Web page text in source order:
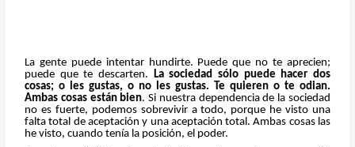
La gente puede intentar hundirte. Puede que no te aprecien;
puede que te descarten.
La sociedad sólo puede hacer dos
cosas; o les gustas, o no les gustas. Te quieren o te odian.
Ambas cosas están bien. Si nuestra dependencia de la sociedad
no es fuerte, podemos sobrevivir a todo, porque he visto una
falta total de aceptación y una aceptación total. Ambas cosas las
he visto, cuando tenía la posición, el poder.